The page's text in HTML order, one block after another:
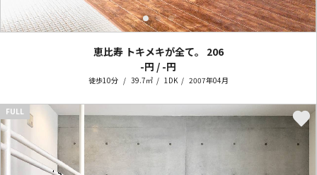
恵比寿 トキメキが全て。
206
-円 / -円
徒歩10分 39.7㎡ 1DK 2007年04月
FULL